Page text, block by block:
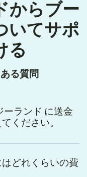
からブー
いてサポ
る
る質問
ーランド に送金
ください。
どれくらいの費